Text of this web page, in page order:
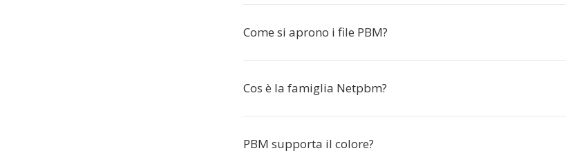
Come si aprono i file PBM?
Cos è la famiglia Netpbm?
PBM supporta il colore?